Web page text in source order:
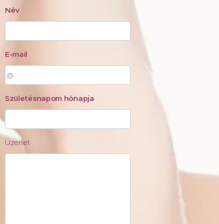
Név
E-mail
Születésnapom hónapja
Üzenet